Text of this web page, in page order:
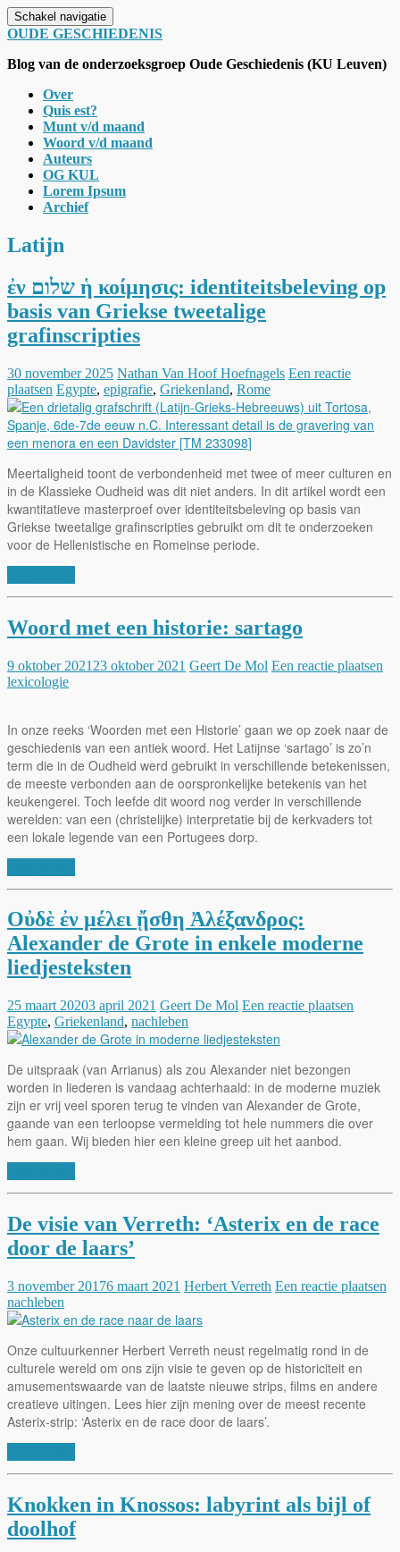
Schakel navigatie
OUDE GESCHIEDENIS
Blog van de onderzoeksgroep Oude Geschiedenis (KU Leuven)
Over
Quis est?
Munt v/d maand
Woord v/d maand
Auteurs
OG KUL
Lorem Ipsum
Archief
Latijn
ἐν שלום ἡ κοίμησις: identiteitsbeleving op
basis van Griekse tweetalige
grafinscripties
30 november 2025 Nathan Van Hoof Hoefnagels Een reactie
plaatsen Egypte, epigrafie, Griekenland, Rome
Meertaligheid toont de verbondenheid met twee of meer culturen en
in de Klassieke Oudheid was dit niet anders. In dit artikel wordt een
kwantitatieve masterproef over identiteitsbeleving op basis van
Griekse tweetalige grafinscripties gebruikt om dit te onderzoeken
voor de Hellenistische en Romeinse periode.
Woord met een historie: sartago
9 oktober 2021 23 oktober 2021 Geert De Mol Een reactie plaatsen
lexicologie
In onze reeks ‘Woorden met een Historie’ gaan we op zoek naar de
geschiedenis van een antiek woord. Het Latijnse ‘sartago’ is zo’n
term die in de Oudheid werd gebruikt in verschillende betekenissen,
de meeste verbonden aan de oorspronkelijke betekenis van het
keukengerei. Toch leefde dit woord nog verder in verschillende
werelden: van een (christelijke) interpretatie bij de kerkvaders tot
een lokale legende van een Portugees dorp.
Οὐδὲ ἐν μέλει ᾔσθη Ἀλέξανδρος:
Alexander de Grote in enkele moderne
liedjesteksten
25 maart 20203 april 2021 Geert De Mol Een reactie plaatsen
Egypte, Griekenland, nachleben
De uitspraak (van Arrianus) als zou Alexander niet bezongen
worden in liederen is vandaag achterhaald: in de moderne muziek
zijn er vrij veel sporen terug te vinden van Alexander de Grote,
gaande van een terloopse vermelding tot hele nummers die over
hem gaan. Wij bieden hier een kleine greep uit het aanbod.
De visie van Verreth: ‘Asterix en de race
door de laars’
3 november 20176 maart 2021 Herbert Verreth Een reactie plaatsen
nachleben
Onze cultuurkenner Herbert Verreth neust regelmatig rond in de
culturele wereld om ons zijn visie te geven op de historiciteit en
amusementswaarde van de laatste nieuwe strips, films en andere
creatieve uitingen. Lees hier zijn mening over de meest recente
Asterix-strip: ‘Asterix en de race door de laars’.
Knokken in Knossos: labyrint als bijl of
doolhof